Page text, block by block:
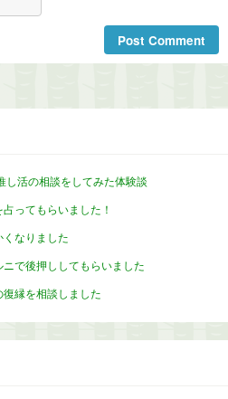
し活の相談をしてみた体験談
ってもらいました！
なりました
で後押ししてもらいました
縁を相談しました